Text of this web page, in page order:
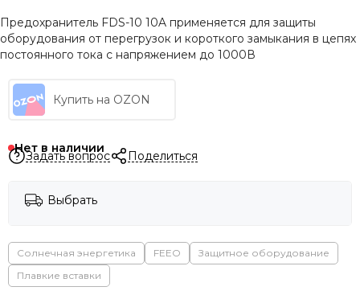
Предохранитель FDS-10 10A применяется для защиты
оборудования от перегрузок и короткого замыкания в цепях
постоянного тока с напряжением до 1000В
Купить на OZON
Нет в наличии
Задать вопрос Поделиться
Выбрать
Солнечная энергетика FEEO
Защитное оборудование
Плавкие вставки